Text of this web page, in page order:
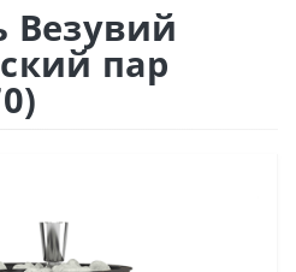
Везувий
пар